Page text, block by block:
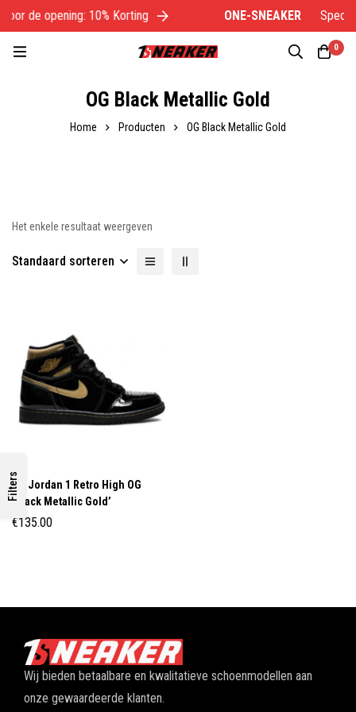
de opening: 10% Korting ONE-SNEAKER
0
OG Black Metallic Gold
Home Producten OG Black Metallic Gold
Filters
Het enkele resultaat weergeven
Standaard sorteren
Air Jordan 1 Retro High OG
‘Black Metallic Gold’
€135.00
Wij bieden betaalbare en kwalitatieve schoenmodellen aan
onze gewaardeerde klanten.